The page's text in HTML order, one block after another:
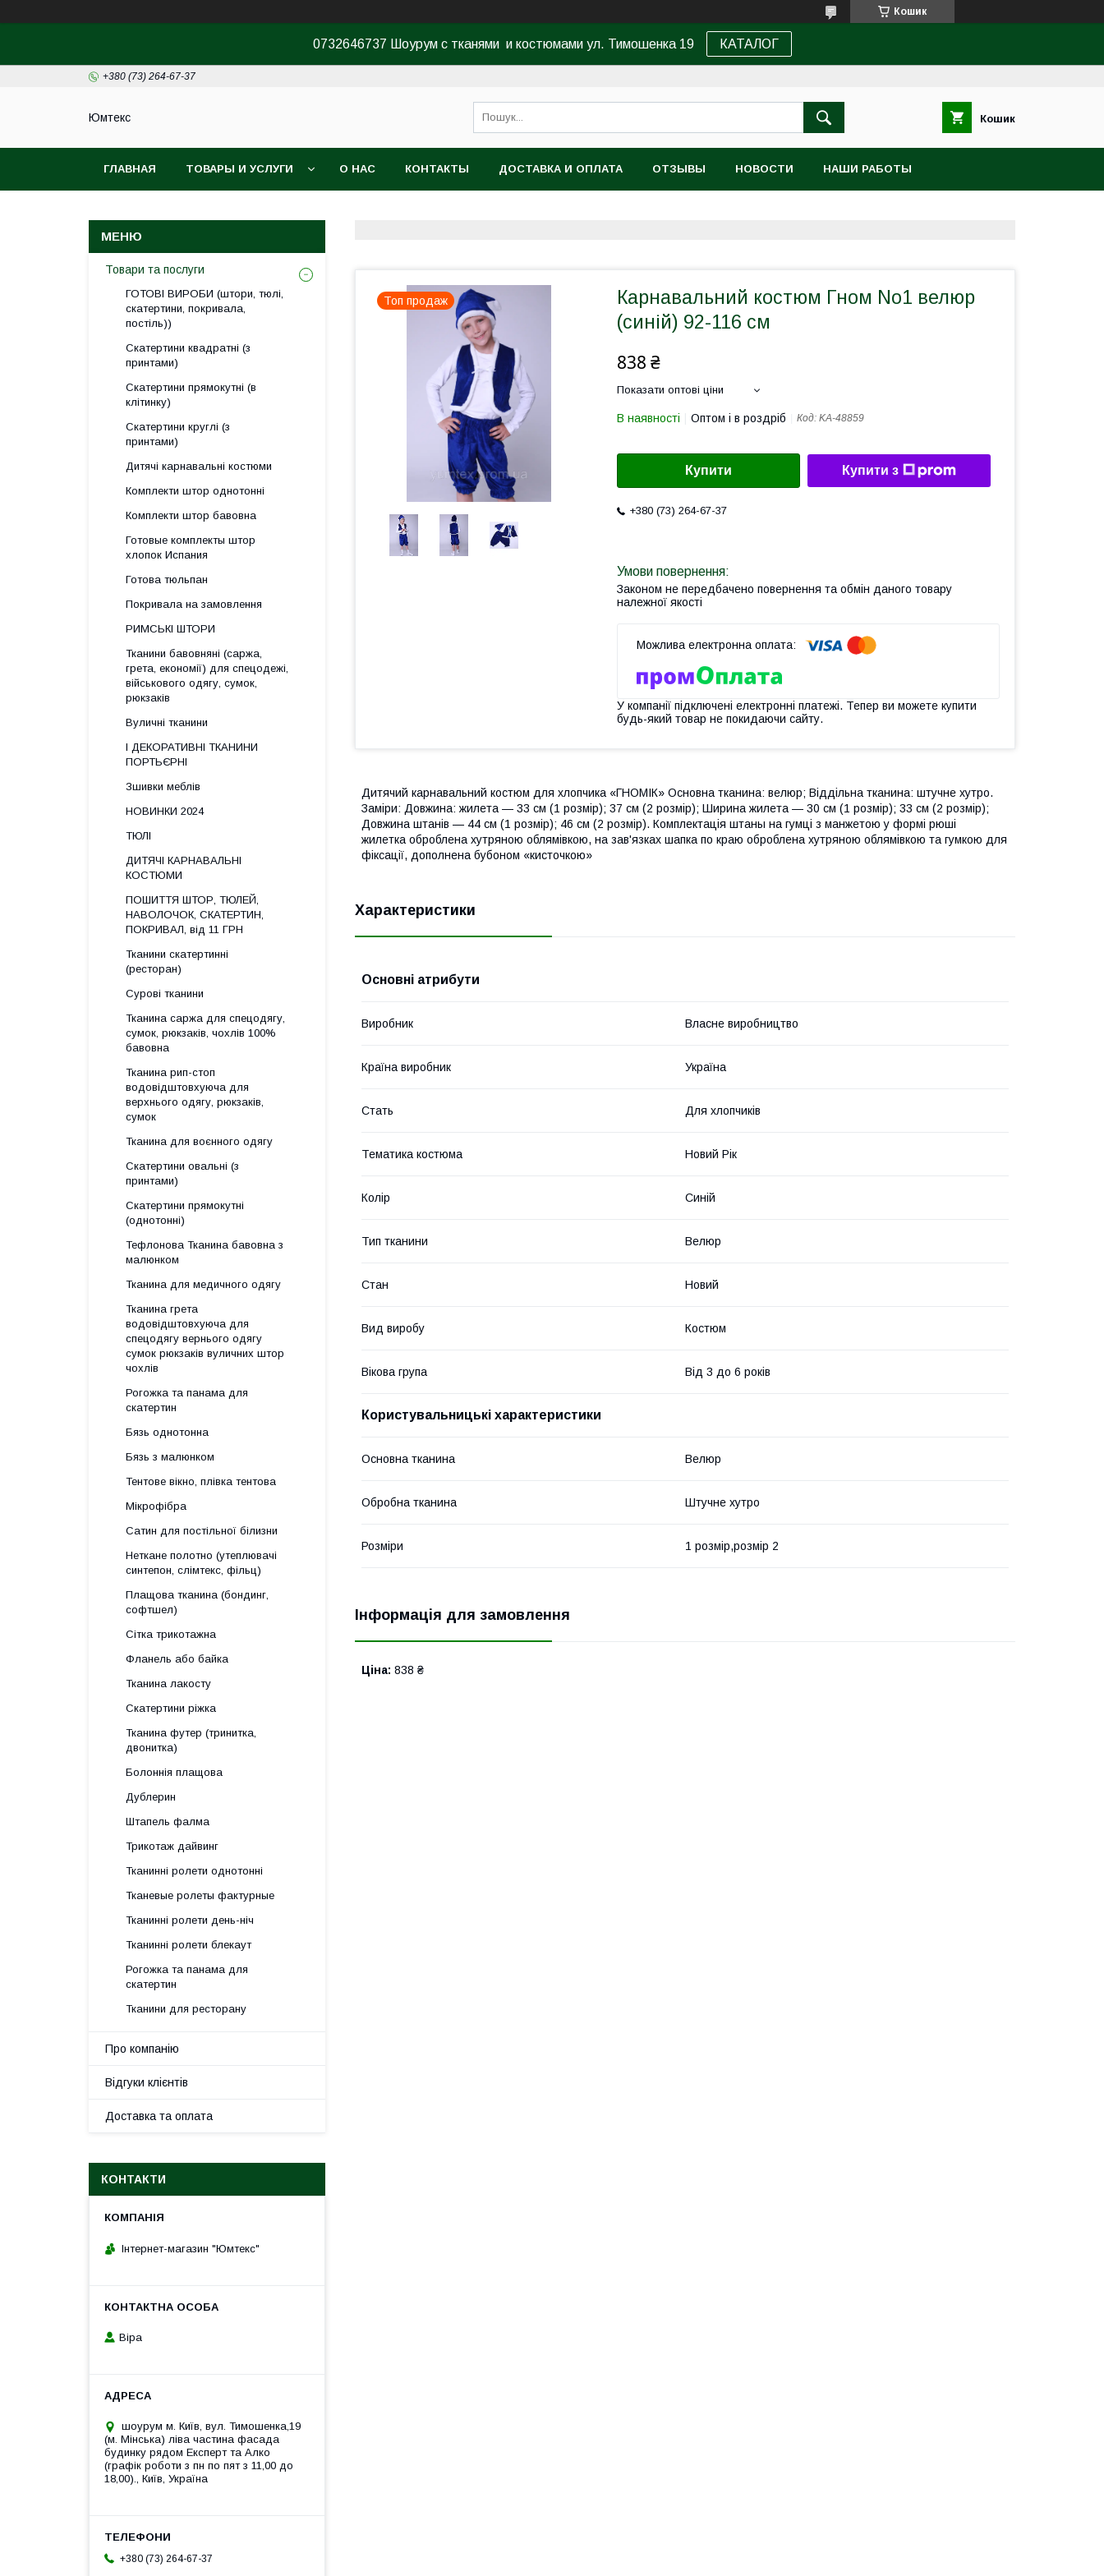
Кошик
0732646737 Шоурум с тканями и костюмами ул. Тимошенка 19 КАТАЛОГ
+380 (73) 264-67-37
Юмтекс Кошик
ГЛАВНАЯ ТОВАРЫ И УСЛУГИ О НАС КОНТАКТЫ ДОСТАВКА И ОПЛАТА ОТЗЫВЫ НОВОСТИ НАШИ РАБОТЫ
Топ продаж
Карнавальний костюм Гном No1 велюр
(синій) 92-116 см
838 ₴
Показати оптові ціни
В наявності Оптом і в роздріб Код: KA-48859
Купити Купити з
+380 (73) 264-67-37
Законом не передбачено повернення та обмін даного товару
належної якості
У компанії підключені електронні платежі. Тепер ви можете купити
будь-який товар не покидаючи сайту.
Дитячий карнавальний костюм для хлопчика «ГНОМІК» Основна тканина: велюр; Віддільна тканина: штучне хутро.
Заміри: Довжина: жилета — 33 см (1 розмір); 37 см (2 розмір); Ширина жилета — 30 см (1 розмір); 33 см (2 розмір);
Довжина штанів — 44 см (1 розмір); 46 см (2 розмір). Комплектація штаны на гумці з манжетою у формі рюші
жилетка оброблена хутряною облямівкою, на зав'язках шапка по краю оброблена хутряною облямівкою та гумкою для
фіксації, дополнена бубоном «кисточкою»
Характеристики
Основні атрибути
Виробник Власне виробництво
Країна виробник Україна
Стать Для хлопчиків
Тематика костюма Новий Рік
Колір Синій
Тип тканини Велюр
Стан Новий
Вид виробу Костюм
Вікова група Від 3 до 6 років
Користувальницькі характеристики
Основна тканина Велюр
Обробна тканина Штучне хутро
Розміри 1 розмір,розмір 2
Інформація для замовлення
Ціна: 838 ₴
Товари та послуги
ГОТОВІ ВИРОБИ (штори, тюлі,
скатертини, покривала,
постіль))
Скатертини квадратні (з
принтами)
Скатертини прямокутні (в
клітинку)
Скатертини круглі (з
принтами)
Дитячі карнавальні костюми
Комплекти штор однотонні
Комплекти штор бавовна
Готовые комплекты штор
хлопок Испания
Готова тюльпан
Покривала на замовлення
РИМСЬКІ ШТОРИ
Тканини бавовняні (саржа,
грета, економії) для спецодежі,
військового одягу, сумок,
рюкзаків
Вуличні тканини
І ДЕКОРАТИВНІ ТКАНИНИ
ПОРТЬЄРНІ
Зшивки меблів
НОВИНКИ 2024
ТЮЛІ
ДИТЯЧІ КАРНАВАЛЬНІ
КОСТЮМИ
ПОШИТТЯ ШТОР, ТЮЛЕЙ,
НАВОЛОЧОК, СКАТЕРТИН,
ПОКРИВАЛ, від 11 ГРН
Тканини скатертинні
(ресторан)
Сурові тканини
Тканина саржа для спецодягу,
сумок, рюкзаків, чохлів 100%
бавовна
Тканина рип-стоп
водовідштовхуюча для
верхнього одягу, рюкзаків,
сумок
Тканина для воєнного одягу
Скатертини овальні (з
принтами)
Скатертини прямокутні
(однотонні)
Тефлонова Тканина бавовна з
малюнком
Тканина для медичного одягу
Тканина грета
водовідштовхуюча для
спецодягу вернього одягу
сумок рюкзаків вуличних штор
чохлів
Рогожка та панама для
скатертин
Бязь однотонна
Бязь з малюнком
Тентове вікно, плівка тентова
Мікрофібра
Сатин для постільної білизни
Неткане полотно (утеплювачі
синтепон, слімтекс, фільц)
Плащова тканина (бондинг,
софтшел)
Сітка трикотажна
Фланель або байка
Тканина лакосту
Скатертини ріжка
Тканина футер (тринитка,
двонитка)
Болоннія плащова
Дублерин
Штапель фалма
Трикотаж дайвинг
Тканинні ролети однотонні
Тканевые ролеты фактурные
Тканинні ролети день-ніч
Тканинні ролети блекаут
Рогожка та панама для
скатертин
Тканини для ресторану
Про компанію
Відгуки клієнтів
Доставка та оплата
КОНТАКТИ
Інтернет-магазин "Юмтекс"
Віра
шоурум м. Київ, вул. Тимошенка,19
(м. Мінська) ліва частина фасада
будинку рядом Експерт та Алко
(графік роботи з пн по пят з 11,00 до
18,00)., Київ, Україна
+380 (73) 264-67-37